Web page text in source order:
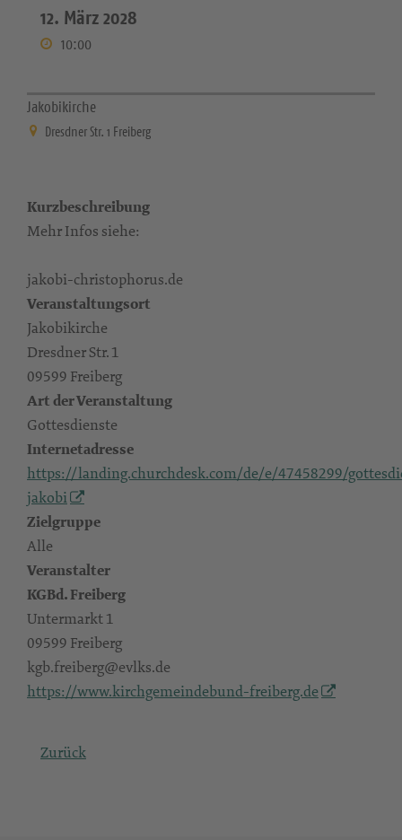
12. März 2028
10:00
Jakobikirche
Dresdner Str. 1 Freiberg
Kurzbeschreibung
Mehr Infos siehe:
jakobi-christophorus.de
Veranstaltungsort
Jakobikirche
Dresdner Str. 1
09599 Freiberg
Art der Veranstaltung
Gottesdienste
Internetadresse
https://landing.churchdesk.com/de/e/47458299/
jakobi
Zielgruppe
Alle
Veranstalter
KGBd. Freiberg
Untermarkt 1
09599 Freiberg
kgb.freiberg@evlks.de
https://www.kirchgemeindebund-freiberg.de
Zurück